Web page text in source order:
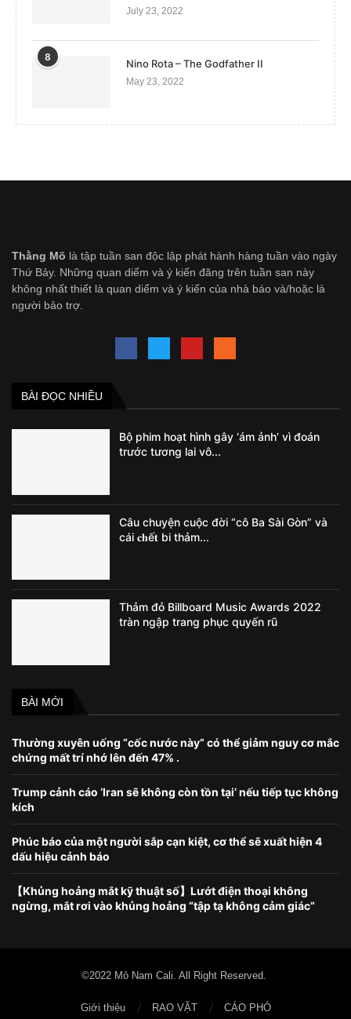
July 23, 2022
8
Nino Rota – The Godfather II
May 23, 2022
Thằng Mõ là tập tuần san độc lập phát hành hàng tuần vào ngày
Thứ Bảy. Những quan diểm và ý kiến đăng trên tuần san này
không nhất thiết là quan diểm và ý kiến của nhà báo và/hoặc là
người bảo trợ.
BÀI ĐỌC NHIỀU
Bộ phim hoạt hình gây ‘ám ảnh’ vì đoán
trước tương lai vô...
Câu chuyện cuộc đời “cô Ba Sài Gòn” và
cái 𝐜𝐡ế𝐭 bi thảm...
Thảm đỏ Billboard Music Awards 2022
tràn ngập trang phục quyến rũ
BÀI MỚI
Thường xuyên uống “cốc nước này” có thể giảm nguy cơ mắc
chứng mất trí nhớ lên đến 47% .
Trump cảnh cáo ‘Iran sẽ không còn tồn tại’ nếu tiếp tục không
kích
Phúc báo của một người sắp cạn kiệt, cơ thể sẽ xuất hiện 4
dấu hiệu cảnh báo
【Khủng hoảng mắt kỹ thuật số】Lướt điện thoại không
ngừng, mắt rơi vào khủng hoảng “tập tạ không cảm giác”
©2022 Mỏ Nam Cali. All Right Reserved.
Giới thiệu RAO VẶT CÁO PHÓ